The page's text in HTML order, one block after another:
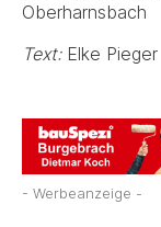
Oberharnsbach
Text:Elke Pieger
- Werbeanzeige -